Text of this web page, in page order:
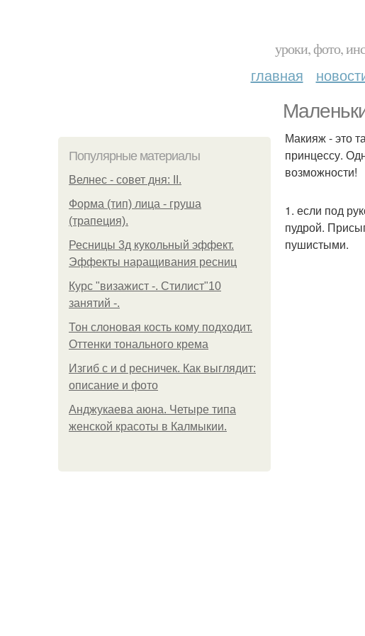
уроки, фото,
главная
Популярные материалы
Велнес - совет дня: II.
Форма (тип) лица - груша
(трапеция).
Ресницы 3д кукольный эффект.
Эффекты наращивания ресниц
Курс "визажист -. Стилист"10
занятий -.
Тон слоновая кость кому подходит.
Оттенки тонального крема
Изгиб c и d ресничек. Как выглядит:
описание и фото
Анджукаева аюна. Четыре типа
женской красоты в Калмыкии.
Макияж - это
принцессу.
возможности!
1. если под
пудрой.
пушистыми.